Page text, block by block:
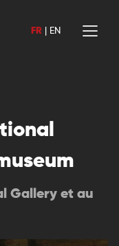
FR EN
Gallery et au